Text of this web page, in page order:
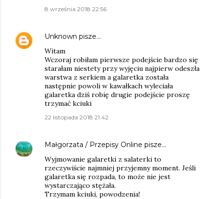
8 września 2018 22:56
Unknown pisze…
Witam
Wczoraj robiłam pierwsze podejście bardzo się
starałam niestety przy wyjęciu najpierw odeszła
warstwa z serkiem a galaretka została
następnie powoli w kawałkach wyleciała
galaretka dziś robię drugie podejście proszę
trzymać kciuki
22 listopada 2018 21:42
Małgorzata / Przepisy Online pisze…
Wyjmowanie galaretki z salaterki to
rzeczywiście najmniej przyjemny moment. Jeśli
galaretka się rozpada, to może nie jest
wystarczająco stężała.
Trzymam kciuki, powodzenia!